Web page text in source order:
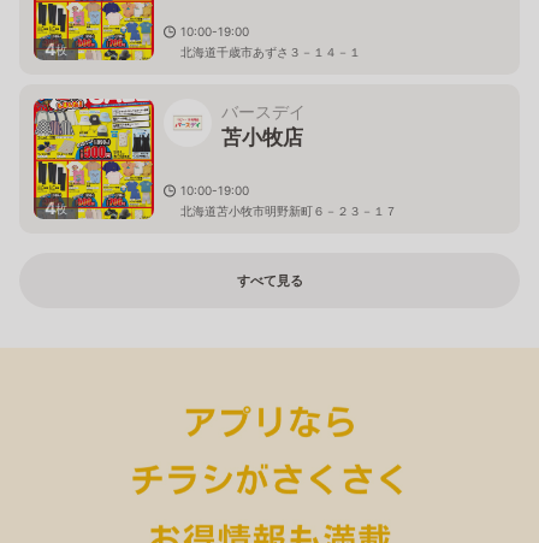
4枚
10:00-19:00
北海道千歳市あずさ３－１４－１
4枚
バースデイ
苫小牧店
10:00-19:00
北海道苫小牧市明野新町６－２３－１７
すべて見る